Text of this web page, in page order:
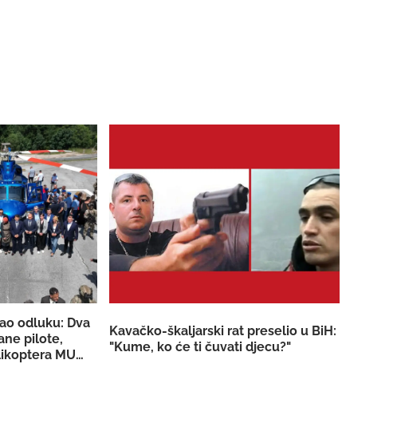
odluku: Dva
pilote,
MUP-a
Kavačko-škaljarski rat preselio u BiH:
"Kume, ko će ti čuvati djecu?"